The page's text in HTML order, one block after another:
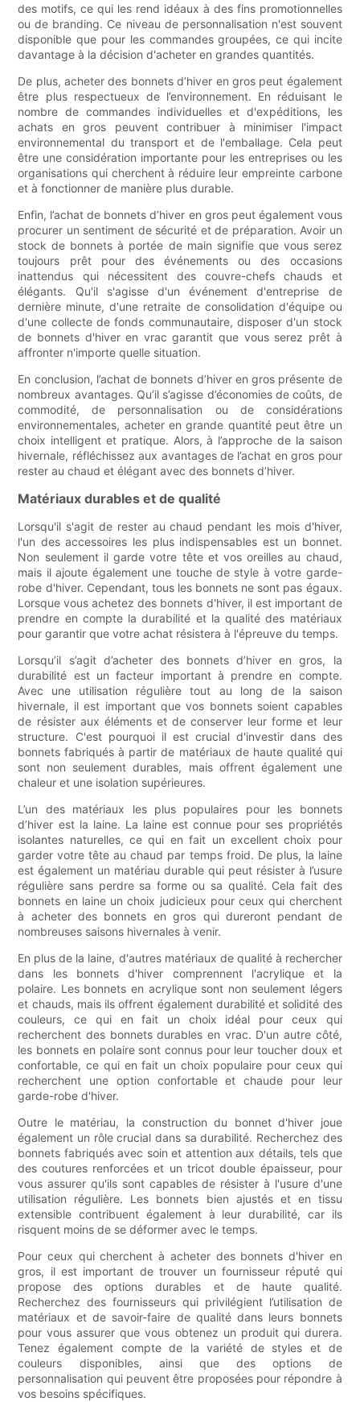
des motifs, ce qui les rend idéaux à des fins promotionnelles
ou de branding. Ce niveau de personnalisation n'est souvent
disponible que pour les commandes groupées, ce qui incite
davantage à la décision d'acheter en grandes quantités.
De plus, acheter des bonnets d’hiver en gros peut également
être plus respectueux de l’environnement. En réduisant le
nombre de commandes individuelles et d'expéditions, les
achats en gros peuvent contribuer à minimiser l'impact
environnemental du transport et de l'emballage. Cela peut
être une considération importante pour les entreprises ou les
organisations qui cherchent à réduire leur empreinte carbone
et à fonctionner de manière plus durable.
Enfin, l’achat de bonnets d’hiver en gros peut également vous
procurer un sentiment de sécurité et de préparation. Avoir un
stock de bonnets à portée de main signifie que vous serez
toujours prêt pour des événements ou des occasions
inattendus qui nécessitent des couvre-chefs chauds et
élégants. Qu'il s'agisse d'un événement d'entreprise de
dernière minute, d'une retraite de consolidation d'équipe ou
d'une collecte de fonds communautaire, disposer d'un stock
de bonnets d'hiver en vrac garantit que vous serez prêt à
affronter n'importe quelle situation.
En conclusion, l’achat de bonnets d’hiver en gros présente de
nombreux avantages. Qu’il s’agisse d’économies de coûts, de
commodité, de personnalisation ou de considérations
environnementales, acheter en grande quantité peut être un
choix intelligent et pratique. Alors, à l’approche de la saison
hivernale, réfléchissez aux avantages de l’achat en gros pour
rester au chaud et élégant avec des bonnets d’hiver.
Matériaux durables et de qualité
Lorsqu'il s'agit de rester au chaud pendant les mois d'hiver,
l'un des accessoires les plus indispensables est un bonnet.
Non seulement il garde votre tête et vos oreilles au chaud,
mais il ajoute également une touche de style à votre garde-
robe d'hiver. Cependant, tous les bonnets ne sont pas égaux.
Lorsque vous achetez des bonnets d'hiver, il est important de
prendre en compte la durabilité et la qualité des matériaux
pour garantir que votre achat résistera à l'épreuve du temps.
Lorsqu’il s’agit d’acheter des bonnets d’hiver en gros, la
durabilité est un facteur important à prendre en compte.
Avec une utilisation régulière tout au long de la saison
hivernale, il est important que vos bonnets soient capables
de résister aux éléments et de conserver leur forme et leur
structure. C'est pourquoi il est crucial d'investir dans des
bonnets fabriqués à partir de matériaux de haute qualité qui
sont non seulement durables, mais offrent également une
chaleur et une isolation supérieures.
L’un des matériaux les plus populaires pour les bonnets
d’hiver est la laine. La laine est connue pour ses propriétés
isolantes naturelles, ce qui en fait un excellent choix pour
garder votre tête au chaud par temps froid. De plus, la laine
est également un matériau durable qui peut résister à l’usure
régulière sans perdre sa forme ou sa qualité. Cela fait des
bonnets en laine un choix judicieux pour ceux qui cherchent
à acheter des bonnets en gros qui dureront pendant de
nombreuses saisons hivernales à venir.
En plus de la laine, d'autres matériaux de qualité à rechercher
dans les bonnets d'hiver comprennent l'acrylique et la
polaire. Les bonnets en acrylique sont non seulement légers
et chauds, mais ils offrent également durabilité et solidité des
couleurs, ce qui en fait un choix idéal pour ceux qui
recherchent des bonnets durables en vrac. D'un autre côté,
les bonnets en polaire sont connus pour leur toucher doux et
confortable, ce qui en fait un choix populaire pour ceux qui
recherchent une option confortable et chaude pour leur
garde-robe d'hiver.
Outre le matériau, la construction du bonnet d'hiver joue
également un rôle crucial dans sa durabilité. Recherchez des
bonnets fabriqués avec soin et attention aux détails, tels que
des coutures renforcées et un tricot double épaisseur, pour
vous assurer qu'ils sont capables de résister à l'usure d'une
utilisation régulière. Les bonnets bien ajustés et en tissu
extensible contribuent également à leur durabilité, car ils
risquent moins de se déformer avec le temps.
Pour ceux qui cherchent à acheter des bonnets d'hiver en
gros, il est important de trouver un fournisseur réputé qui
propose des options durables et de haute qualité.
Recherchez des fournisseurs qui privilégient l’utilisation de
matériaux et de savoir-faire de qualité dans leurs bonnets
pour vous assurer que vous obtenez un produit qui durera.
Tenez également compte de la variété de styles et de
couleurs disponibles, ainsi que des options de
personnalisation qui peuvent être proposées pour répondre à
vos besoins spécifiques.